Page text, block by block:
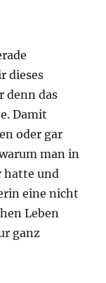
dieses
denn das
Damit
oder gar
man in
hatte und
eine nicht
Leben
ganz